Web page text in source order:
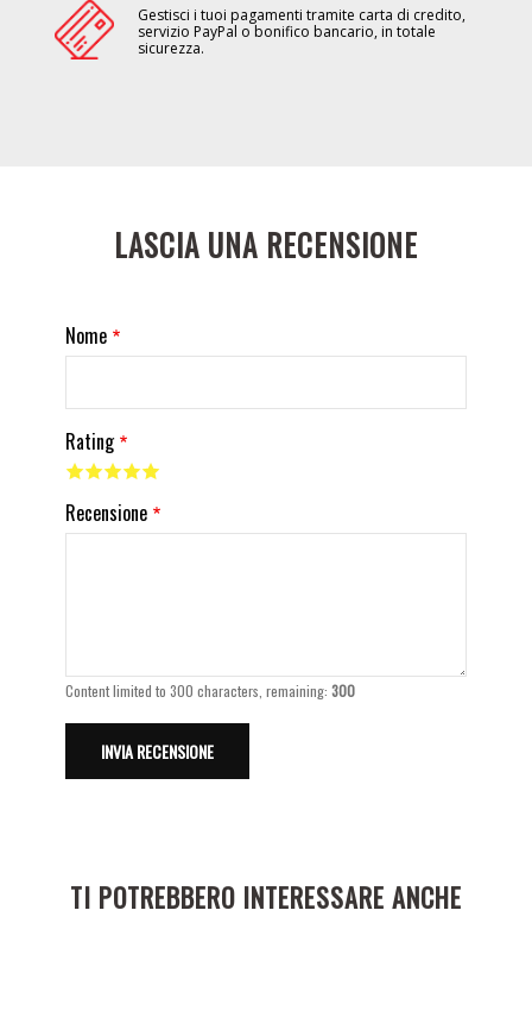
Gestisci i tuoi pagamenti tramite carta di credito,
servizio PayPal o bonifico bancario, in totale
sicurezza.
LASCIA UNA RECENSIONE
Nome
Rating
Recensione
Content limited to 300 characters, remaining:300
TI POTREBBERO INTERESSARE ANCHE